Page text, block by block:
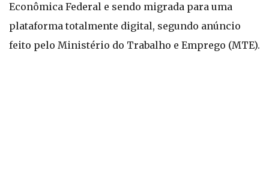
Econômica Federal e sendo migrada para uma
plataforma totalmente digital, segundo anúncio
feito pelo Ministério do Trabalho e Emprego (MTE).